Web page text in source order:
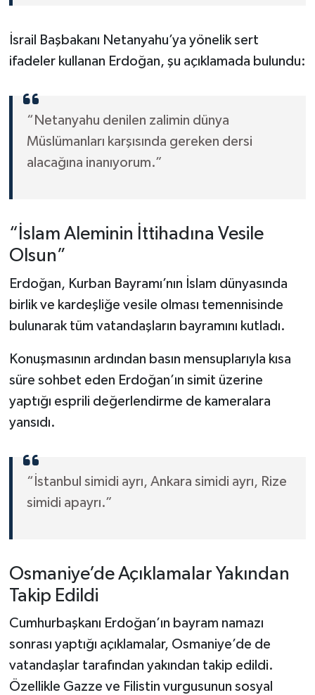
İsrail Başbakanı Netanyahu’ya yönelik sert
ifadeler kullanan Erdoğan, şu açıklamada bulundu:
“Netanyahu denilen zalimin dünya
Müslümanları karşısında gereken dersi
alacağına inanıyorum.”
“İslam Aleminin İttihadına Vesile
Olsun”
Erdoğan, Kurban Bayramı’nın İslam dünyasında
birlik ve kardeşliğe vesile olması temennisinde
bulunarak tüm vatandaşların bayramını kutladı.
Konuşmasının ardından basın mensuplarıyla kısa
süre sohbet eden Erdoğan’ın simit üzerine
yaptığı esprili değerlendirme de kameralara
yansıdı.
“İstanbul simidi ayrı, Ankara simidi ayrı, Rize
simidi apayrı.”
Osmaniye’de Açıklamalar Yakından
Takip Edildi
Cumhurbaşkanı Erdoğan’ın bayram namazı
sonrası yaptığı açıklamalar, Osmaniye’de de
vatandaşlar tarafından yakından takip edildi.
Özellikle Gazze ve Filistin vurgusunun sosyal